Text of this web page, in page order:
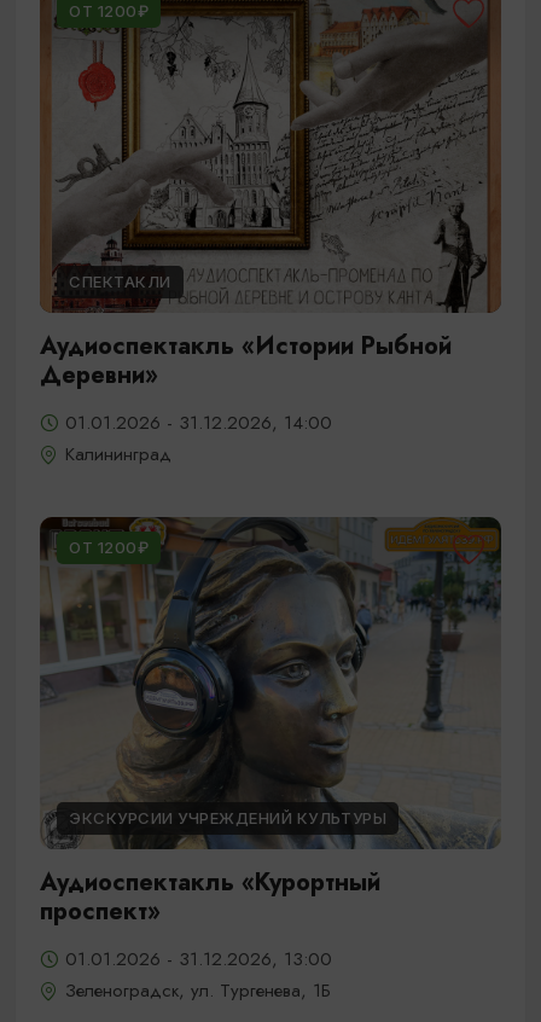
ОТ 1200₽
СПЕКТАКЛИ
Аудиоспектакль «Истории Рыбной
Деревни»
01.01.2026 - 31.12.2026, 14:00
Калининград
ОТ 1200₽
ЭКСКУРСИИ УЧРЕЖДЕНИЙ КУЛЬТУРЫ
Аудиоспектакль «Курортный
проспект»
01.01.2026 - 31.12.2026, 13:00
Зеленоградск, ул. Тургенева, 1Б